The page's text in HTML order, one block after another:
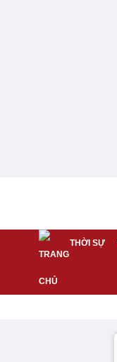
THỜI SỰ